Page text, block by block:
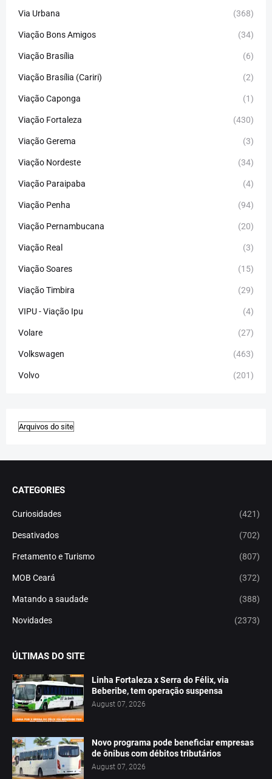
Via Urbana (368)
Viação Bons Amigos (34)
Viação Brasília (6)
Viação Brasília (Cariri) (2)
Viação Caponga (1)
Viação Fortaleza (430)
Viação Gerema (3)
Viação Nordeste (34)
Viação Paraipaba (4)
Viação Penha (94)
Viação Pernambucana (20)
Viação Real (3)
Viação Soares (15)
Viação Timbira (29)
VIPU - Viação Ipu (4)
Volare (27)
Volkswagen (463)
Volvo (201)
CATEGORIES
Curiosidades (421)
Desativados (702)
Fretamento e Turismo (807)
MOB Ceará (372)
Matando a saudade (388)
Novidades (2373)
ÚLTIMAS DO SITE
Linha Fortaleza x Serra do Félix, via
Beberibe, tem operação suspensa
August 07, 2026
Novo programa pode beneficiar empresas
de ônibus com débitos tributários
August 07, 2026